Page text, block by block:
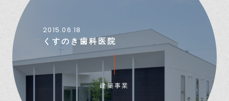
2015.06.18
くすのき歯科医院
建築事業